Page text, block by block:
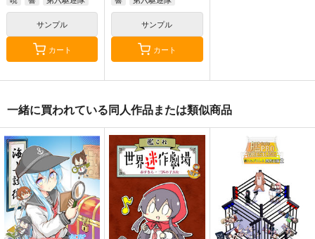
つ 総集編その19
EINSATZ GRUPPE
＆ MANITOU
専売 1,100円 （税込）
艦隊これくしょん-艦これ-
サンプル
帝國交響楽団
1,870円（税込）
艦隊これくしょん-艦これ-
赤城
加賀 飛龍
サンプル
Thonbricchi～トンブ
リちゃんとねこてーと
KURONEKO-WORK's-
くろねこわぁくす-
円（税込）
トンブリ
明石 大淀
サンプル
サンプル
カート
サンプル
カート
一緒に買われている同人作品または類似商品